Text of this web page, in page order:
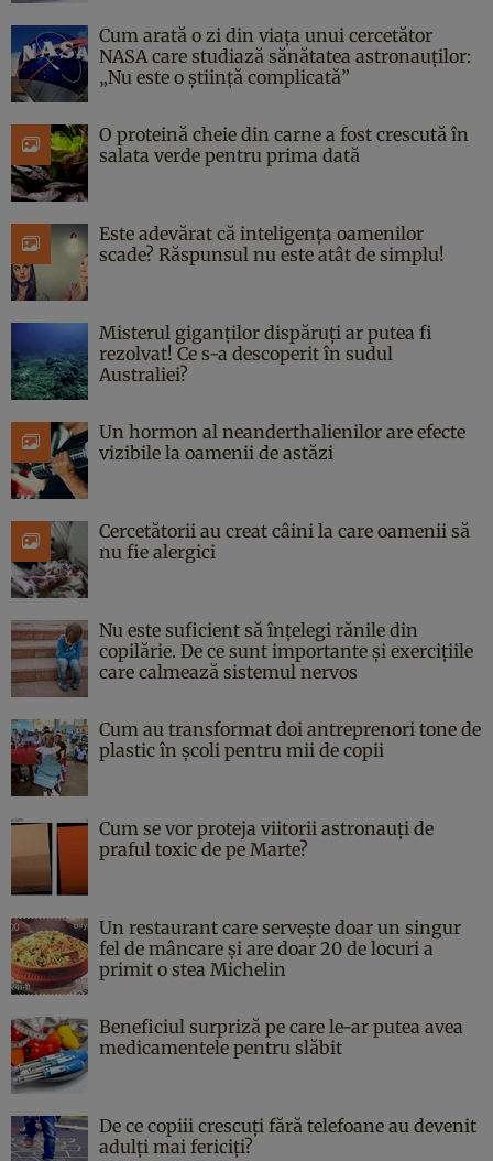
Cum arată o zi din viața unui cercetător
NASA care studiază sănătatea astronauților:
„Nu este o știință complicată”
O proteină cheie din carne a fost crescută în
salata verde pentru prima dată
Este adevărat că inteligența oamenilor
scade? Răspunsul nu este atât de simplu!
Misterul giganților dispăruți ar putea fi
rezolvat! Ce s-a descoperit în sudul
Australiei?
Un hormon al neanderthalienilor are efecte
vizibile la oamenii de astăzi
Cercetătorii au creat câini la care oamenii să
nu fie alergici
Nu este suficient să înțelegi rănile din
copilărie. De ce sunt importante și exercițiile
care calmează sistemul nervos
Cum au transformat doi antreprenori tone de
plastic în școli pentru mii de copii
Cum se vor proteja viitorii astronauți de
praful toxic de pe Marte?
Un restaurant care servește doar un singur
fel de mâncare și are doar 20 de locuri a
primit o stea Michelin
Beneficiul surpriză pe care le-ar putea avea
medicamentele pentru slăbit
De ce copiii crescuți fără telefoane au devenit
adulți mai fericiți?